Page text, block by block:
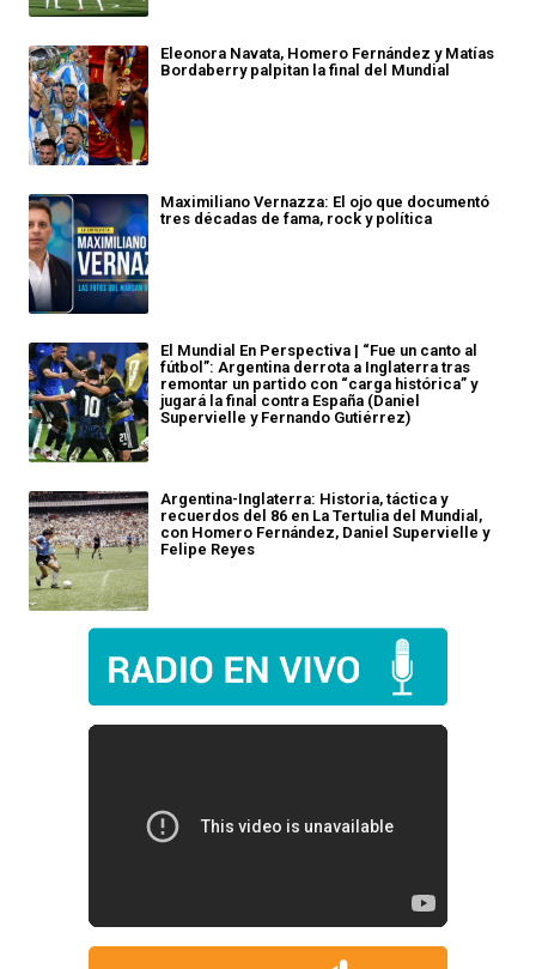
Eleonora Navata, Homero Fernández y Matías
Bordaberry palpitan la final del Mundial
Maximiliano Vernazza: El ojo que documentó
tres décadas de fama, rock y política
El Mundial En Perspectiva | “Fue un canto al
fútbol”: Argentina derrota a Inglaterra tras
remontar un partido con “carga histórica” y
jugará la final contra España (Daniel
Supervielle y Fernando Gutiérrez)
Argentina-Inglaterra: Historia, táctica y
recuerdos del 86 en La Tertulia del Mundial,
con Homero Fernández, Daniel Supervielle y
Felipe Reyes